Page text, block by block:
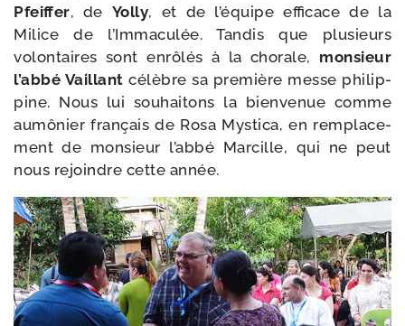
Pfeiffer, de Yolly, et de l’équipe effi­cace de la
Milice de l’Immaculée. Tandis que plu­sieurs
volon­taires sont enrô­lés à la cho­rale, mon­sieur
l’abbé Vaillant célèbre sa pre­mière messe phi­lip­
pine. Nous lui sou­hai­tons la bien­ve­nue comme
aumô­nier fran­çais de Rosa Mystica, en rem­pla­ce­
ment de mon­sieur l’abbé Marcille, qui ne peut
nous rejoindre cette année.